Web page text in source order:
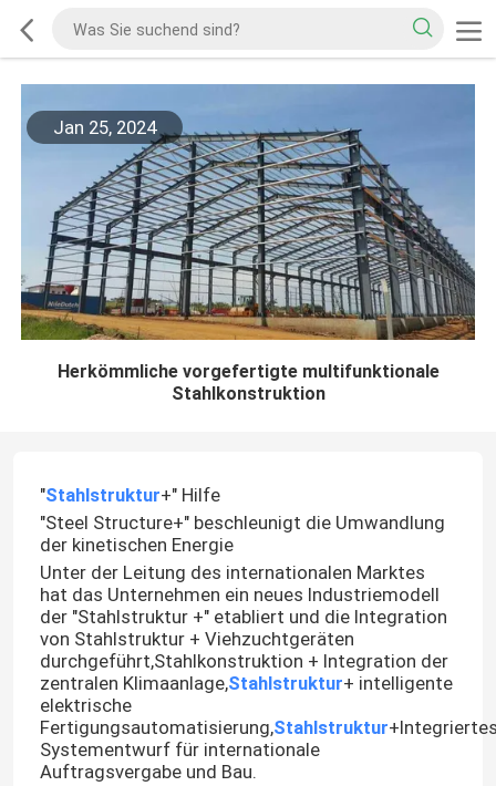
Jan 25, 2024
Herkömmliche vorgefertigte multifunktionale
Stahlkonstruktion
"Stahlstruktur+" Hilfe
"Steel Structure+" beschleunigt die Umwandlung
der kinetischen Energie
Unter der Leitung des internationalen Marktes
hat das Unternehmen ein neues Industriemodell
der "Stahlstruktur +" etabliert und die Integration
von Stahlstruktur + Viehzuchtgeräten
durchgeführt,Stahlkonstruktion + Integration der
zentralen Klimaanlage,Stahlstruktur+ intelligente
elektrische
Fertigungsautomatisierung,Stahlstruktur
Systementwurf für internationale
Auftragsvergabe und Bau.